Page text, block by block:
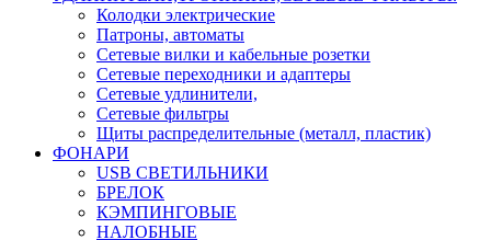
Колодки электрические
Патроны, автоматы
Сетевые вилки и кабельные розетки
Сетевые переходники и адаптеры
Сетевые удлинители,
Сетевые фильтры
Щиты распределительные (металл, пластик)
ФОНАРИ
USB СВЕТИЛЬНИКИ
БРЕЛОК
КЭМПИНГОВЫЕ
НАЛОБНЫЕ